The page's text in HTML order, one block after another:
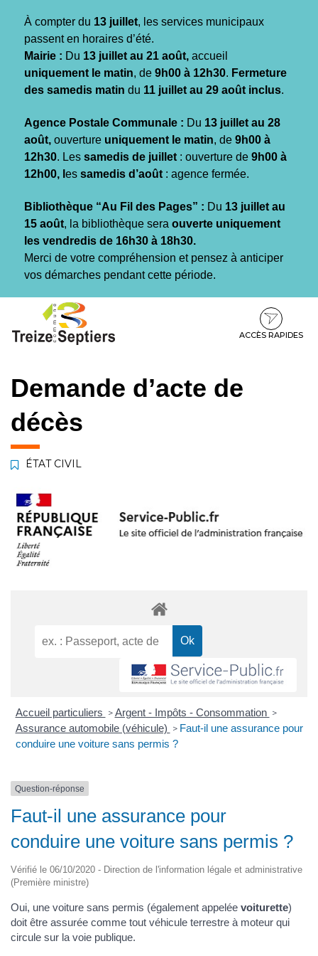
À compter du 13 juillet, les services municipaux
passent en horaires d’été.
Mairie : Du 13 juillet au 21 août, accueil
uniquement le matin, de 9h00 à 12h30. Fermeture
des samedis matin du 11 juillet au 29 août inclus.
Agence Postale Communale : Du 13 juillet au 28
août, ouverture uniquement le matin, de 9h00 à
12h30. Les samedis de juillet : ouverture de 9h00 à
12h00, l es samedis d’août : agence fermée.
Bibliothèque “Au Fil des Pages” : Du 13 juillet au
15 août, la bibliothèque sera ouverte uniquement
les vendredis de 16h30 à 18h30.
Merci de votre compréhension et pensez à anticiper
vos démarches pendant cette période.
contenu
pied
ACCÈS RAPIDES
Demande d’acte de
décès
ÉTAT CIVIL
Accueil particuliers > Argent - Impôts - Consommation >
Assurance automobile (véhicule) > Faut-il une assurance pour
conduire une voiture sans permis ?
Question-réponse
Faut-il une assurance pour
conduire une voiture sans permis ?
Vérifié le 06/10/2020 - Direction de l'information légale et administrative
(Première ministre)
Oui, une voiture sans permis (également appelée voiturette)
doit être assurée comme tout véhicule terrestre à moteur qui
circule sur la voie publique.